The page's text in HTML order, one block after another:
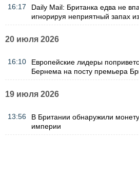
16:17
Daily Mail: Британка едва не
игнорируя неприятный запах
20 июля 2026
16:10
Европейские лидеры
Бернема на посту премьера
19 июля 2026
13:56
В Британии обнаружили
империи